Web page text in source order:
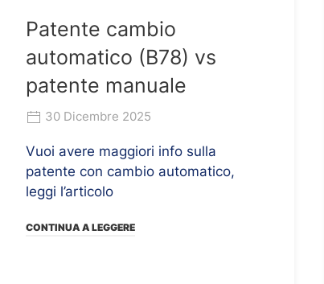
Patente cambio
automatico (B78) vs
patente manuale
30 Dicembre 2025
Vuoi avere maggiori info sulla
patente con cambio automatico,
leggi l’articolo
CONTINUA A LEGGERE